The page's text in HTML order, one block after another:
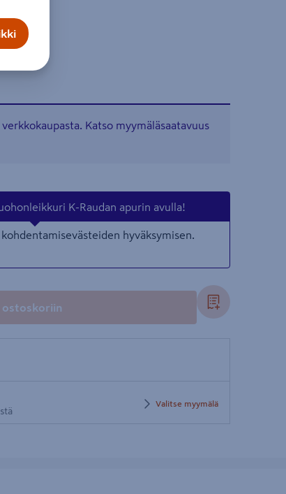
Katso myymäläsaatavuus
K-Raudan apurin avulla!
hyväksymisen.
ostoskoriin
Valitse myymälä